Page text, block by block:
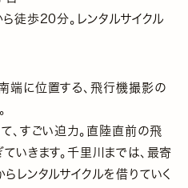
徒歩20分。レンタルサイクル
端に位置する、飛行機撮影の
、すごい迫力。直陸直前の飛
いきます。千里川までは、最寄
レンタルサイクルを借りていく